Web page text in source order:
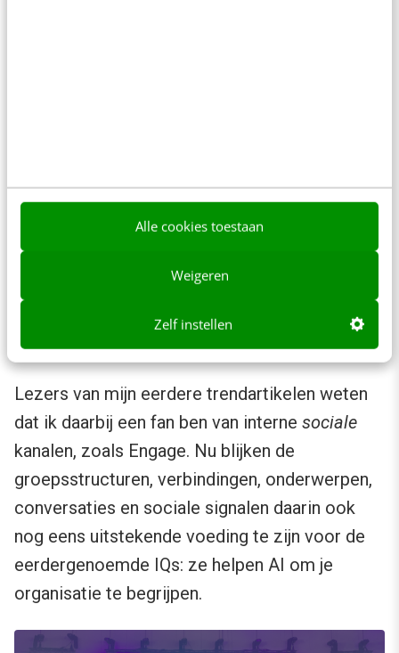
Alle cookies toestaan
Weigeren
Zelf instellen
mix van communicatiekanalen, afhankelijk van
doelgroep, snelheid, toon, structuur en
deelbaarheid van de boodschap. Die kanalen
kun je indelen in kern (zoals intranet),
versterkend (zoals communities) en
functioneel (zoals een contentportal).
Lezers van mijn eerdere trendartikelen weten
dat ik daarbij een fan ben van interne sociale
kanalen, zoals Engage. Nu blijken de
groepsstructuren, verbindingen, onderwerpen,
conversaties en sociale signalen daarin ook
nog eens uitstekende voeding te zijn voor de
eerdergenoemde IQs: ze helpen AI om je
organisatie te begrijpen.